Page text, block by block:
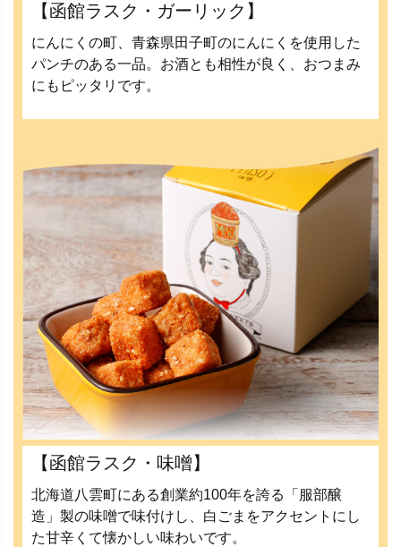
【函館ラスク・ガーリック】
にんにくの町、青森県田子町のにんにくを使用した
パンチのある一品。お酒とも相性が良く、おつまみ
にもピッタリです。
【函館ラスク・味噌】
北海道八雲町にある創業約100年を誇る「服部醸
造」製の味噌で味付けし、白ごまをアクセントにし
た甘辛くて懐かしい味わいです。